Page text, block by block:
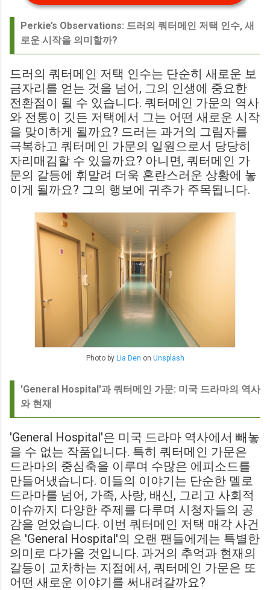
Perkie’s Observations: 드러의 쿼터메인 저택 인수, 새
로운 시작을 의미할까?
드러의 쿼터메인 저택 인수는 단순히 새로운 보
금자리를 얻는 것을 넘어, 그의 인생에 중요한
전환점이 될 수 있습니다. 쿼터메인 가문의 역사
와 전통이 깃든 저택에서 그는 어떤 새로운 시작
을 맞이하게 될까요? 드러는 과거의 그림자를
극복하고 쿼터메인 가문의 일원으로서 당당히
자리매김할 수 있을까요? 아니면, 쿼터메인 가
문의 갈등에 휘말려 더욱 혼란스러운 상황에 놓
이게 될까요? 그의 행보에 귀추가 주목됩니다.
Photo by Lia Den on Unsplash
'General Hospital'과 쿼터메인 가문: 미국 드라마의 역사
와 현재
'General Hospital'은 미국 드라마 역사에서 빼놓
을 수 없는 작품입니다. 특히 쿼터메인 가문은
드라마의 중심축을 이루며 수많은 에피소드를
만들어냈습니다. 이들의 이야기는 단순한 멜로
드라마를 넘어, 가족, 사랑, 배신, 그리고 사회적
이슈까지 다양한 주제를 다루며 시청자들의 공
감을 얻었습니다. 이번 쿼터메인 저택 매각 사건
은 'General Hospital'의 오랜 팬들에게는 특별한
의미로 다가올 것입니다. 과거의 추억과 현재의
갈등이 교차하는 지점에서, 쿼터메인 가문은 또
어떤 새로운 이야기를 써내려갈까요?